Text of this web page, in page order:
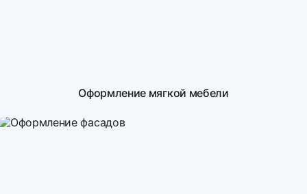
Оформление мягкой мебели